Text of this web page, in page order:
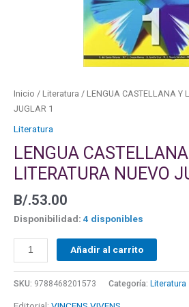
Inicio / Literatura / LENGUA CASTELLANA Y
JUGLAR 1
Literatura
LENGUA
LITERATURA NUEVO
B/.53.00
Disponibilidad: 4 disponibles
Añadir al carrito
SKU: 9788468201573 Categoría: Literatura